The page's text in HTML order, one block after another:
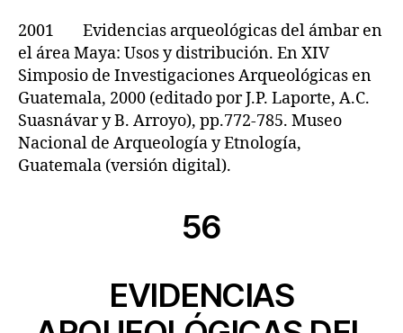
2001 Evidencias arqueológicas del ámbar en
el área Maya: Usos y distribución. En XIV
Simposio de Investigaciones Arqueológicas en
Guatemala, 2000 (editado por J.P. Laporte, A.C.
Suasnávar y B. Arroyo), pp.772-785. Museo
Nacional de Arqueología y Etnología,
Guatemala (versión digital).
56
EVIDENCIAS